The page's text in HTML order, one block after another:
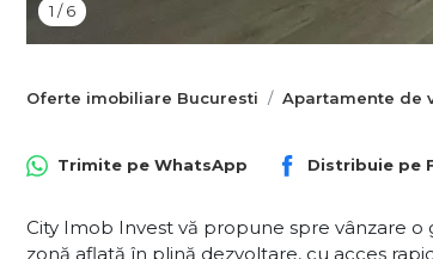
1 /6
Oferte imobiliare Bucuresti Apartamente de
Trimite pe WhatsApp Distribuie pe
City Imob Invest vă propune spre vânzare
zonă aflată în plină dezvoltare, cu acces